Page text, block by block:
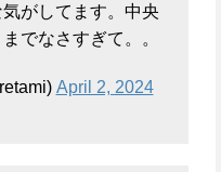
がしてます。中央
でなさすぎて。。
April 2, 2024